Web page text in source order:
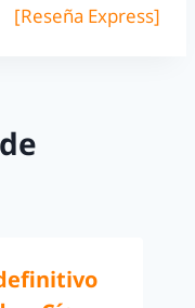
[Reseña Express]